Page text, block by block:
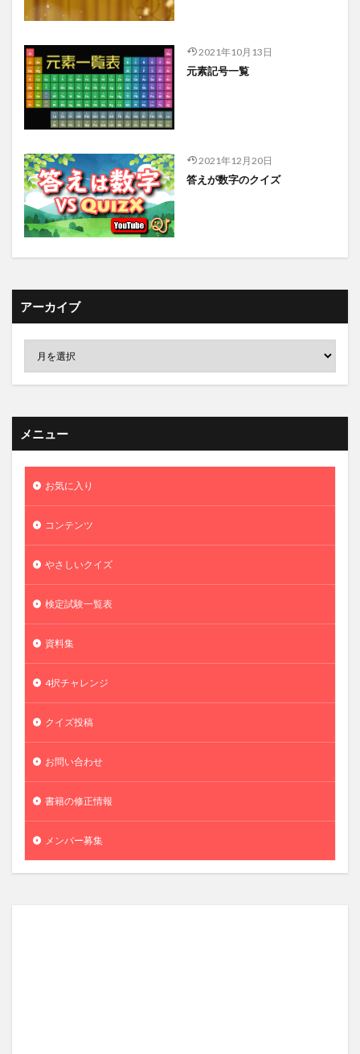
2021年10月13日
元素記号一覧
2021年12月20日
答えが数字のクイズ
アーカイブ
メニュー
お気に入り
コンテンツ
やさしいクイズ
検定試験一覧表
資料集
4択チャレンジ
クイズ投稿
お問い合わせ
書籍の修正情報
メンバー募集